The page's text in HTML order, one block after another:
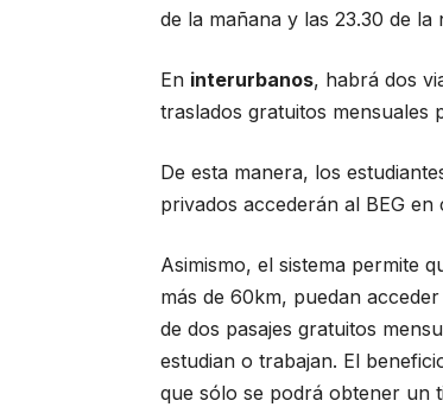
de la mañana y las 23.30 de la
En interurbanos, habrá dos
traslados gratuitos mensuales
De esta manera, los
privados accederán al BEG
Asimismo, el sistema permite
más de 60km, puedan
de dos pasajes gratuitos
estudian o trabajan. El
que sólo se podrá obtener un